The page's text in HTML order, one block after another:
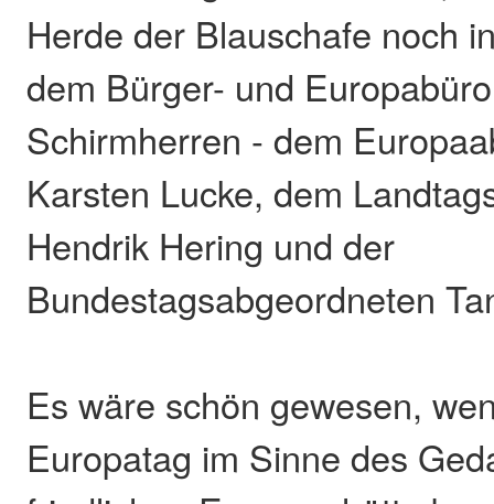
Herde der Blauschafe noch
dem Bürger- und
Schirmherren - dem
Karsten Lucke, dem
Hendrik Hering und der
Bundestagsabgeordneten
Es wäre schön gewesen,
Europatag im Sinne des